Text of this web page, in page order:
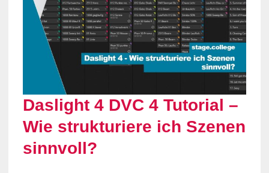
Daslight 4 DVC 4 Tutorial –
Wie strukturiere ich Szenen
sinnvoll?